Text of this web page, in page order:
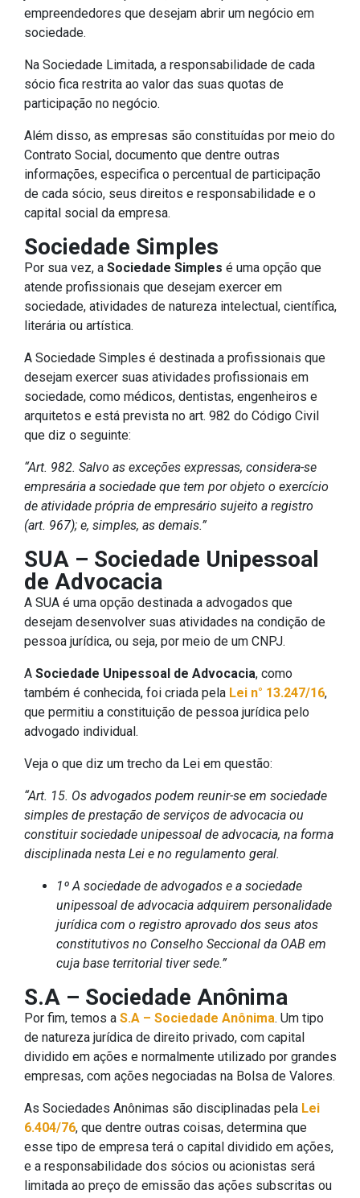
empreendedores que desejam abrir um negócio em
sociedade.
Na Sociedade Limitada, a responsabilidade de cada
sócio fica restrita ao valor das suas quotas de
participação no negócio.
Além disso, as empresas são constituídas por meio do
Contrato Social, documento que dentre outras
informações, especifica o percentual de participação
de cada sócio, seus direitos e responsabilidade e o
capital social da empresa.
Sociedade Simples
Por sua vez, a Sociedade Simples é uma opção que
atende profissionais que desejam exercer em
sociedade, atividades de natureza intelectual, científica,
literária ou artística.
A Sociedade Simples é destinada a profissionais que
desejam exercer suas atividades profissionais em
sociedade, como médicos, dentistas, engenheiros e
arquitetos e está prevista no art. 982 do Código Civil
que diz o seguinte:
“Art. 982. Salvo as exceções expressas, considera-se
empresária a sociedade que tem por objeto o exercício
de atividade própria de empresário sujeito a registro
(art. 967); e, simples, as demais.”
SUA – Sociedade Unipessoal
de Advocacia
A SUA é uma opção destinada a advogados que
desejam desenvolver suas atividades na condição de
pessoa jurídica, ou seja, por meio de um CNPJ.
A Sociedade Unipessoal de Advocacia, como
também é conhecida, foi criada pela Lei n° 13.247/16,
que permitiu a constituição de pessoa jurídica pelo
advogado individual.
Veja o que diz um trecho da Lei em questão:
“Art. 15. Os advogados podem reunir-se em sociedade
simples de prestação de serviços de advocacia ou
constituir sociedade unipessoal de advocacia, na forma
disciplinada nesta Lei e no regulamento geral.
1º A sociedade de advogados e a sociedade
unipessoal de advocacia adquirem personalidade
jurídica com o registro aprovado dos seus atos
constitutivos no Conselho Seccional da OAB em
cuja base territorial tiver sede.”
S.A – Sociedade Anônima
Por fim, temos a S.A – Sociedade Anônima. Um tipo
de natureza jurídica de direito privado, com capital
dividido em ações e normalmente utilizado por grandes
empresas, com ações negociadas na Bolsa de Valores.
As Sociedades Anônimas são disciplinadas pela Lei
6.404/76, que dentre outras coisas, determina que
esse tipo de empresa terá o capital dividido em ações,
e a responsabilidade dos sócios ou acionistas será
limitada ao preço de emissão das ações subscritas ou